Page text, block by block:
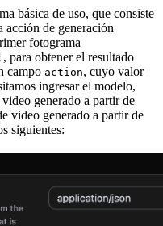
básica de uso, que consiste
acción de generación
fotograma
, para obtener el resultado
campo action, cuyo valor
ingresar el modelo,
generado a partir de
video generado a partir de
siguientes: